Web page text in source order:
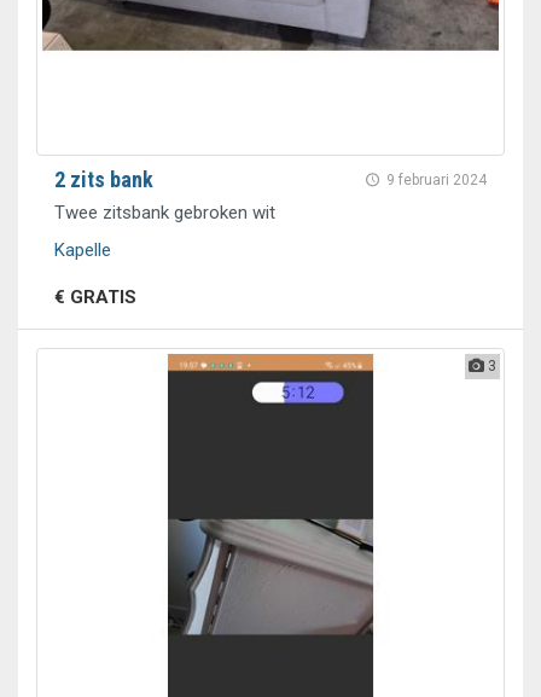
9 februari 2024
2 zits bank
Twee zitsbank gebroken wit
Kapelle
€ GRATIS
3